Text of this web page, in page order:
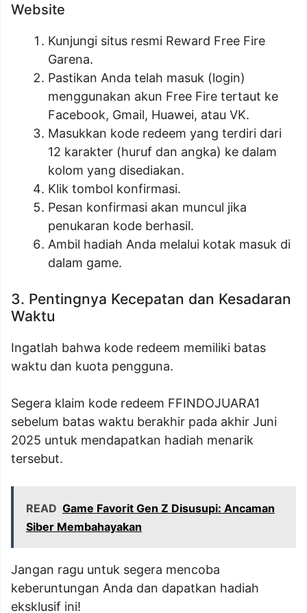
Website
Kunjungi situs resmi Reward Free Fire
Garena.
Pastikan Anda telah masuk (login)
menggunakan akun Free Fire tertaut ke
Facebook, Gmail, Huawei, atau VK.
Masukkan kode redeem yang terdiri dari
12 karakter (huruf dan angka) ke dalam
kolom yang disediakan.
Klik tombol konfirmasi.
Pesan konfirmasi akan muncul jika
penukaran kode berhasil.
Ambil hadiah Anda melalui kotak masuk di
dalam game.
3. Pentingnya Kecepatan dan Kesadaran
Waktu
Ingatlah bahwa kode redeem memiliki batas
waktu dan kuota pengguna.
Segera klaim kode redeem FFINDOJUARA1
sebelum batas waktu berakhir pada akhir Juni
2025 untuk mendapatkan hadiah menarik
tersebut.
READ Game Favorit Gen Z Disusupi: Ancaman
Siber Membahayakan
Jangan ragu untuk segera mencoba
keberuntungan Anda dan dapatkan hadiah
eksklusif ini!